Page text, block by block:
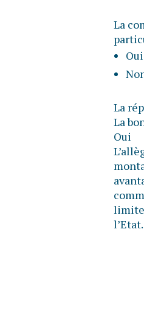
La
Oui
La
La
Oui
l’Etat.